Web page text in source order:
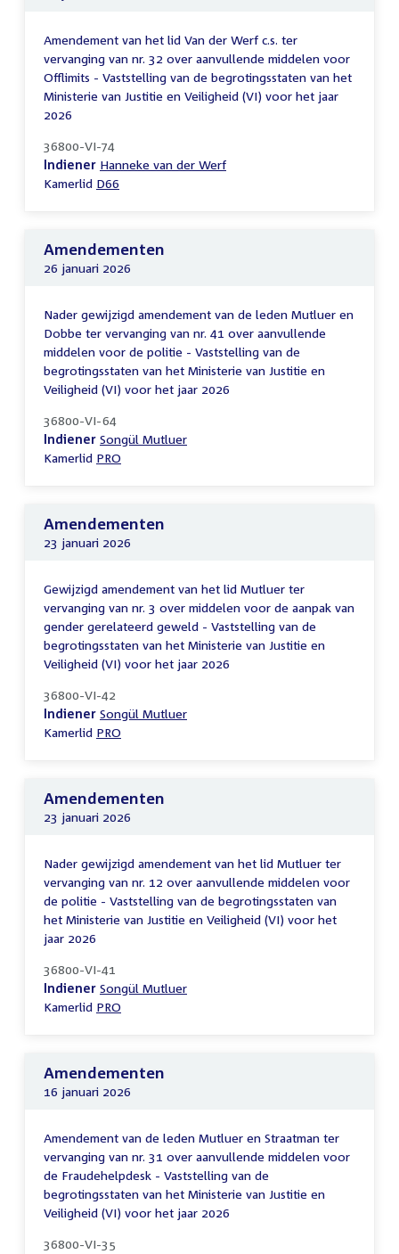
Amendement van het lid Van der Werf c.s. ter
vervanging van nr. 32 over aanvullende middelen voor
Offlimits - Vaststelling van de begrotingsstaten van het
Ministerie van Justitie en Veiligheid (VI) voor het jaar
2026
36800-VI-74
Indiener Hanneke van der Werf
Kamerlid D66
Amendementen
26 januari 2026
Nader gewijzigd amendement van de leden Mutluer en
Dobbe ter vervanging van nr. 41 over aanvullende
middelen voor de politie - Vaststelling van de
begrotingsstaten van het Ministerie van Justitie en
Veiligheid (VI) voor het jaar 2026
36800-VI-64
Indiener Songül Mutluer
Kamerlid PRO
Amendementen
23 januari 2026
Gewijzigd amendement van het lid Mutluer ter
vervanging van nr. 3 over middelen voor de aanpak van
gender gerelateerd geweld - Vaststelling van de
begrotingsstaten van het Ministerie van Justitie en
Veiligheid (VI) voor het jaar 2026
36800-VI-42
Indiener Songül Mutluer
Kamerlid PRO
Amendementen
23 januari 2026
Nader gewijzigd amendement van het lid Mutluer ter
vervanging van nr. 12 over aanvullende middelen voor
de politie - Vaststelling van de begrotingsstaten van
het Ministerie van Justitie en Veiligheid (VI) voor het
jaar 2026
36800-VI-41
Indiener Songül Mutluer
Kamerlid PRO
Amendementen
16 januari 2026
Amendement van de leden Mutluer en Straatman ter
vervanging van nr. 31 over aanvullende middelen voor
de Fraudehelpdesk - Vaststelling van de
begrotingsstaten van het Ministerie van Justitie en
Veiligheid (VI) voor het jaar 2026
36800-VI-35